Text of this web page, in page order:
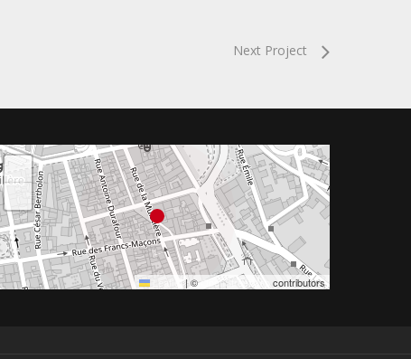
Next Project
+
Leaflet| ©OpenStreetMap contributors